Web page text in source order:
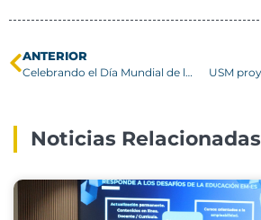
ANTERIOR
Celebrando el Día Mundial de las Telecomunicaciones con un enfoque diferente
Noticias Relacionadas